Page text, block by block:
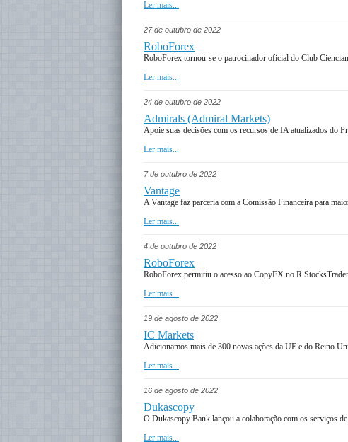
Ler mais...
27 de outubro de 2022
RoboForex
RoboForex tornou-se o patrocinador oficial do Club
Ler mais...
24 de outubro de 2022
Admirals (Admiral Markets)
Apoie suas decisões com os recursos de IA atualizados do
Ler mais...
7 de outubro de 2022
Vantage
A Vantage faz parceria com a Comissão Financeira para
Ler mais...
4 de outubro de 2022
RoboForex
RoboForex permitiu o acesso ao CopyFX no R StocksTrader
Ler mais...
19 de agosto de 2022
IC Markets
Adicionamos mais de 300 novas ações da UE e do Reino
Ler mais...
16 de agosto de 2022
Dukascopy
O Dukascopy Bank lançou a colaboração com os serviços
Ler mais...